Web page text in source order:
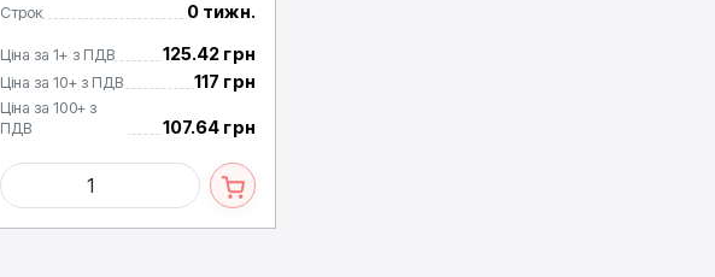
Строк 0 тижн.
Ціна за 1+ з ПДВ 125.42 грн
Ціна за 10+ з ПДВ 117 грн
Ціна за 100+ з
ПДВ
107.64 грн